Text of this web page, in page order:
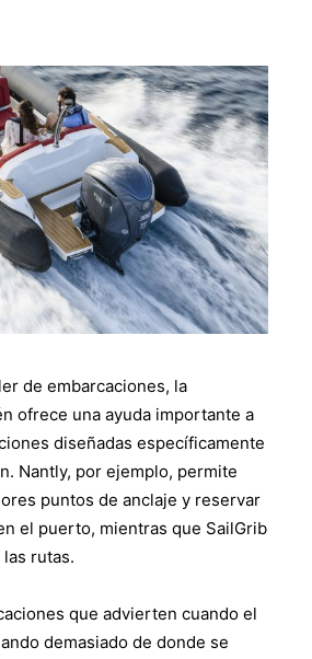
de embarcaciones, la
ofrece una ayuda importante a
diseñadas específicamente
Nantly, por ejemplo, permite
puntos de anclaje y reservar
el puerto, mientras que SailGrib
rutas.
que advierten cuando el
demasiado de donde se